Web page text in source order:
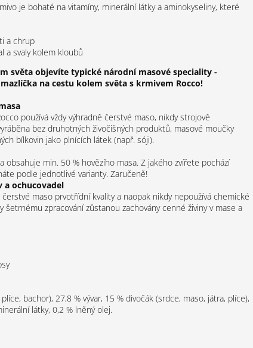
je bohaté na vitamíny, minerální látky a aminokyseliny, které
a chrup
a svaly kolem kloubů
světa objevíte typické národní masové speciality -
na cestu kolem světa s krmivem Rocco!
používá vždy výhradně čerstvé maso, nikdy strojově
bez druhotných živočišných produktů, masové moučky
bílkovin jako plnících látek (např. sóji).
obsahuje min. 50 % hovězího masa. Z jakého zvířete pochází
podle jednotlivé varianty. Zaručeně!
a ochucovadel
maso prvotřídní kvality a naopak nikdy nepoužívá chemické
šetrnému zpracování zůstanou zachovány cenné živiny v mase a
bachor), 27,8 % vývar, 15 % divočák (srdce, maso, játra, plíce),
látky, 0,2 % lněný olej.